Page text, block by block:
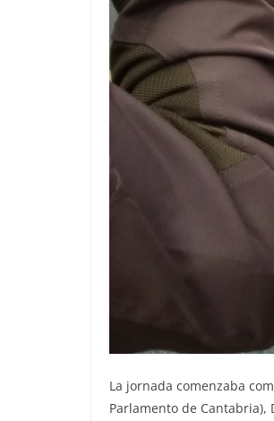
La jornada comenzaba
Parlamento de Cantabria),